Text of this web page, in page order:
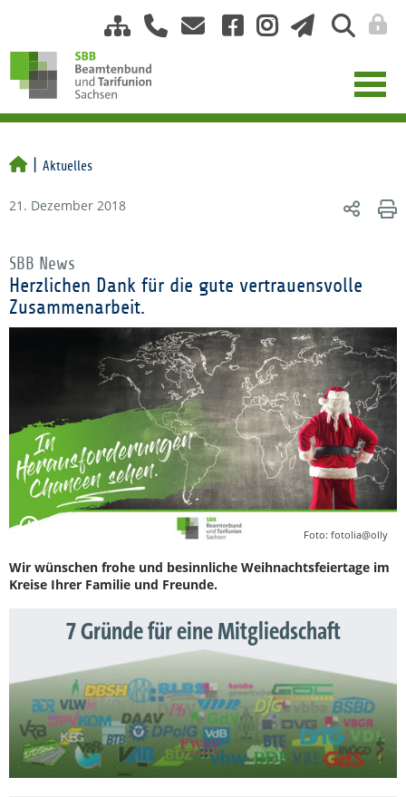
Aktuelles
21. Dezember 2018
SBB News
Herzlichen Dank für die gute vertrauensvolle
Zusammenarbeit.
Foto: fotolia@olly
Wir wünschen frohe und besinnliche Weihnachtsfeiertage im
Kreise Ihrer Familie und Freunde.
7 Gründe für eine Mitgliedschaft